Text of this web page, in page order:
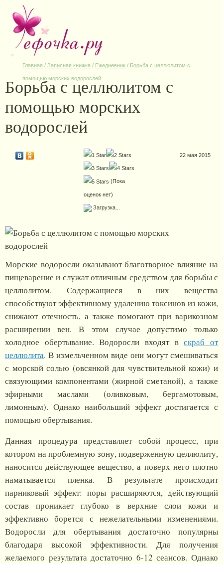
Главная / Записная книжка / Ежедневник / Борьба с целлюлитом с
помощью морских водорослей
Борьба с целлюлитом с
помощью морских
водорослей
(Пока
оценок нет)
Загрузка...
22 мая 2015
Морские водоросли оказывают благотворное влияние на
пищеварение и служат отличным средством для борьбы с
целлюлитом. Содержащиеся в них вещества
способствуют эффективному удалению токсинов из кожи,
снижают отечность, а также помогают при варикозном
расширении вен. В этом случае допустимо только
холодное обертывание. Водоросли входят вскраб от
целлюлита. В измельченном виде они могут смешиваться
с морской солью (овсянкой для чувствительной кожи) и
связующими компонентами (жирной сметаной), а также
эфирными маслами (оливковым, бергамотовым,
лимонным). Однако наибольший эффект достигается с
помощью обертывания.
Данная процедура представляет собой процесс, при
котором на проблемную зону, подверженную целлюлиту,
наносится действующее вещество, а поверх него плотно
наматывается пленка. В результате происходит
парниковый эффект: поры расширяются, действующий
состав проникает глубоко в верхние слои кожи и
эффективно борется с нежелательными изменениями.
Водоросли для обертывания достаточно популярны
благодаря высокой эффективности. Для получения
желаемого результата достаточно 6-12 сеансов. Однако